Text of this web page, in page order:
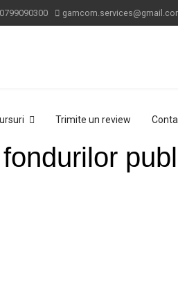
Trimite un review